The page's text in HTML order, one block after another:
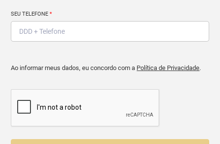
SEU TELEFONE*
Ao informar meus dados, eu concordo com a Política de Privacidade.